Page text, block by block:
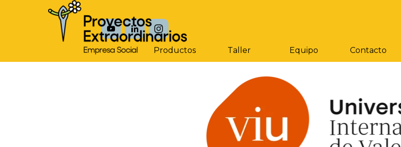
Saltar menú
Productos Taller Equipo Contacto